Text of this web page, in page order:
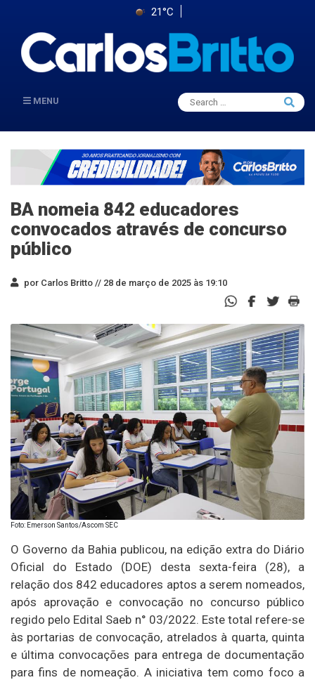
21°C
MENU
Search
for:
Search
BA nomeia 842 educadores
convocados através de concurso
público
por Carlos Britto // 28 de março de 2025 às 19:10
Foto: Emerson Santos/Ascom SEC
O Governo da Bahia publicou, na edição extra do Diário
Oficial do Estado (DOE) desta sexta-feira (28), a
relação dos 842 educadores aptos a serem nomeados,
após aprovação e convocação no concurso público
regido pelo Edital Saeb n° 03/2022. Este total refere-se
às portarias de convocação, atrelados à quarta, quinta
e última convocações para entrega de documentação
para fins de nomeação. A iniciativa tem como foco a